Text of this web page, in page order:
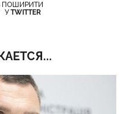
ПОШИРИТИ
УTWITTER